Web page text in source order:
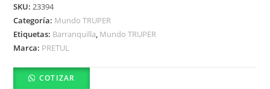
SKU:23394
Categoría: Mundo TRUPER
Etiquetas: Barranquilla, Mundo TRUPER
Marca: PRETUL
COTIZAR